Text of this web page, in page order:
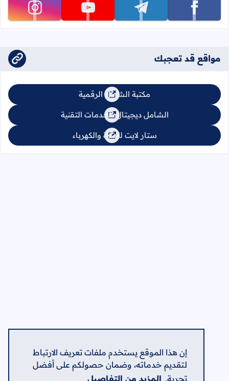
إن هذا الموقع يستخدم ملفات تعريف الارتباط
لتقديم خدماته، وضمان حصولكم على أفضل
تجربة. المزيد من التفاصيل
تابعنا على facebook تابعنا على telegram تابعنا على youtube تابعنا على instagram
مواقع قد تعجبك
مكتبة الشامل الرقمية
الشامل ديجيتال للخدمات التقنية
ستار لايت للإنارة والكهرباء